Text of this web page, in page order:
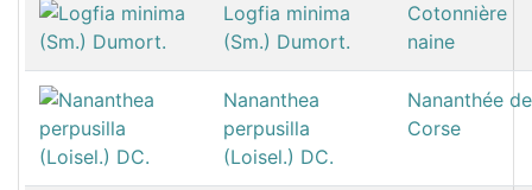
Logfia minima
(Sm.) Dumort.
Cotonnière
naine
Nananthea
perpusilla
(Loisel.) DC.
Nananthée de
Corse